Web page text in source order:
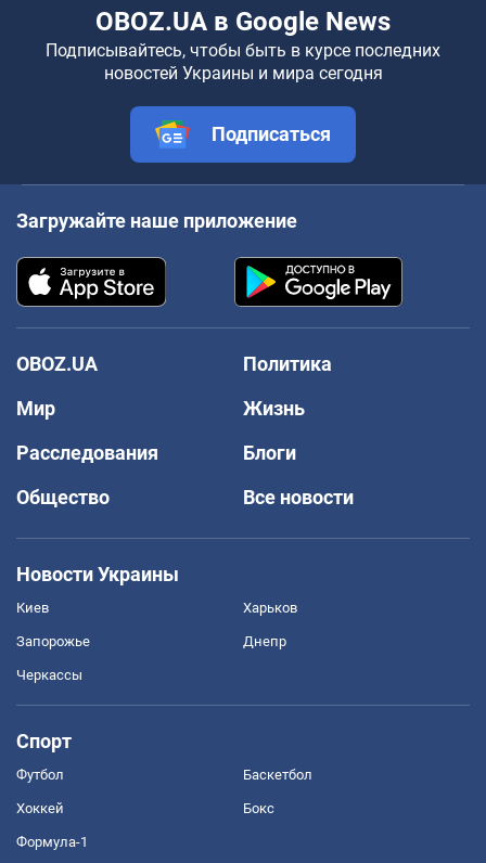
OBOZ.UA в Google News
Подписывайтесь, чтобы быть в курсе последних
новостей Украины и мира сегодня
Подписаться
Загружайте наше приложение
OBOZ.UA
Политика
Мир
Жизнь
Расследования
Блоги
Общество
Все новости
Новости Украины
Киев Харьков
Запорожье Днепр
Черкассы
Спорт
Футбол Баскетбол
Хоккей Бокс
Формула-1